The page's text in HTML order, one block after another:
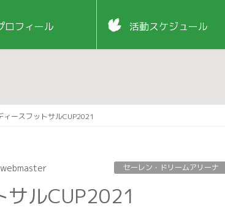
ロフィール 活動スケジュール
ィースフットサルCUP2021
webmaster セーレン・ドリームアリーナ
サルCUP2021